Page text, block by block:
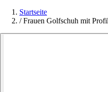
Startseite
/ Frauen Golfschuh mit